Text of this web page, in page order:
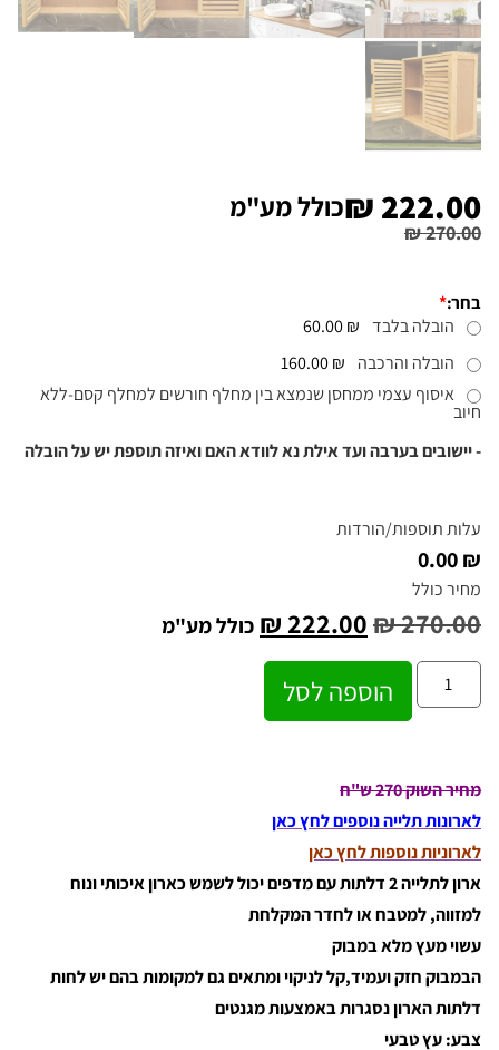
₪270.00
₪ 222.00 כולל מע"מ
בחר:*
הובלה בלבד ₪ 60.00
הובלה והרכבה
₪ 160.00
איסוף עצמי ממחסן שנמצא בין מחלף חורשים למחלף קסם-ללא
חיוב
- יישובים בערבה ועד אילת נא לוודא האם ואיזה תוספת יש על הובלה
עלות תוספות/הורדות
₪ 0.00
מחיר כולל
₪270.00
₪222.00 כולל מע"מ
הוספה לסל
מחיר השוק 270 ש"ח
לארונות תלייה נוספים לחץ כאן
לארוניות נוספות לחץ כאן
ארון לתלייה 2 דלתות עם מדפים יכול לשמש כארון איכותי ונוח
למזווה, למטבח או לחדר המקלחת
עשוי מעץ מלא במבוק
הבמבוק חזק ועמיד,קל לניקוי ומתאים גם למקומות בהם יש לחות
דלתות הארון נסגרות באמצעות מגנטים
צבע: עץ טבעי